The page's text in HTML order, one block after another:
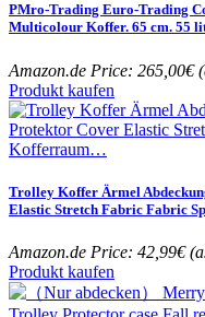
PMro-Trading Euro-Trading
Multicolour Koffer. 65 cm. 55
Amazon.de Price: 265,00€
Produkt kaufen
Trolley Koffer Ärmel
Elastic Stretch Fabric Fabric
Amazon.de Price: 42,99€
Produkt kaufen